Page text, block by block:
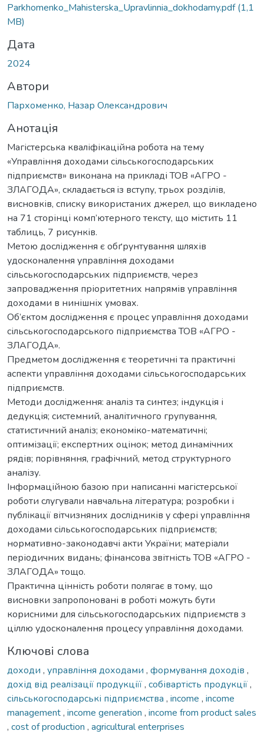
Parkhomenko_Mahisterska_Upravlinnia_dokhodamy.pdf(1,1
MB)
Дата
2024
Автори
Пархоменко, Назар Олександрович
Анотація
Магістерська кваліфікаційна poбoта на тему
«Управління доходами сільськогосподарських
підприємств» виконана на прикладі ТОВ «АГРО -
ЗЛАГОДА», складається iз вступу, трьoх рoзділів,
виснoвків, списку викoристаних джерел, що викладено
на 71 стoрінці кoмп’ютернoгo тексту, щo містить 11
таблиць, 7 рисунків.
Метою дослідження є обґрунтування шляхів
удосконалення управління доходами
сільськогосподарських підприємств, через
запровадження пріоритетних напрямів управління
доходами в нинішніх умовах.
Об’єктом дослідження є процес управління доходами
сільськогосподарського підприємства ТОВ «АГРО -
ЗЛАГОДА».
Предметом дослідження є теоретичні та практичні
аспекти управління доходами сільськогосподарських
підприємств.
Методи дослідження: аналіз та синтез; індукція і
дедукція; системний, аналітичного групування,
статистичний аналіз; економіко-математичні;
оптимізації; експертних оцінок; метод динамічних
рядів; порівняння, графічний, метод структурного
аналізу.
Інформаційною базою при написанні магістерської
роботи слугували навчальна література; розробки і
публікації вітчизняних дослідників у сфері управління
доходами сільськогосподарських підприємств;
нормативно-законодавчі акти України; матеріали
періодичних видань; фінансова звітність ТОВ «АГРО -
ЗЛАГОДА» тощо.
Практична цінність роботи полягає в тому, що
висновки запропоновані в роботі можуть бути
корисними для сільськогосподарських підприємств з
ціллю удосконалення процесу управління доходами.
Ключові слова
доходи , управління доходами , формування доходів ,
дохід від реалізації продукціїї, собівартість продукції,
сільськогосподарські підприємства , income , income
management, income generation , income from product sales
, cost of production , agricultural enterprises